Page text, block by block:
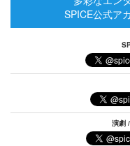
SPICE公式ア
演劇